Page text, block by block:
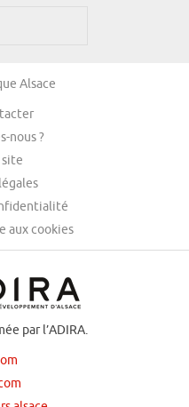
Alsace
nous ?
site
aux cookies
par l’ADIRA.